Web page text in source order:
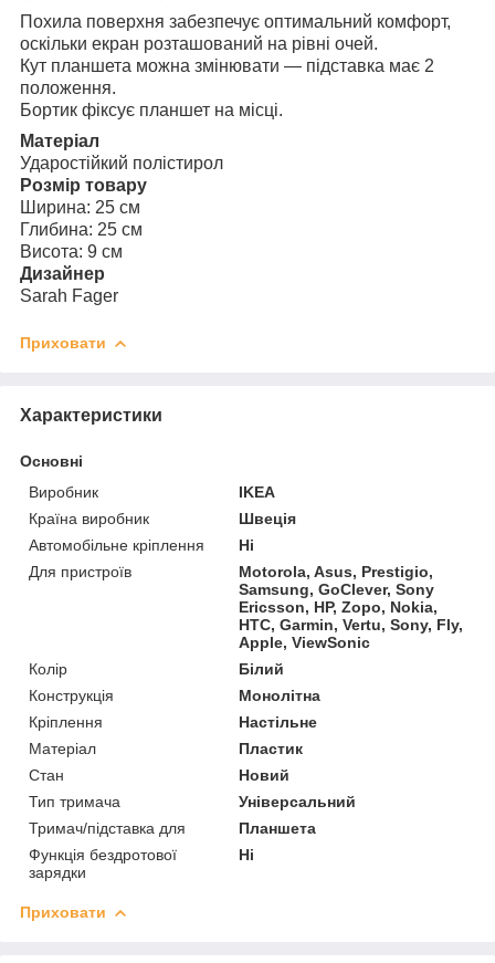
Похила поверхня забезпечує оптимальний комфорт,
оскільки екран розташований на рівні очей.
Кут планшета можна змінювати — підставка має 2
положення.
Бортик фіксує планшет на місці.
Матеріал
Ударостійкий полістирол
Розмір товару
Ширина: 25 см
Глибина: 25 см
Висота: 9 см
Дизайнер
Sarah Fager
Приховати
Характеристики
Основні
Виробник
IKEA
Країна виробник
Швеція
Автомобільне кріплення
Ні
Для пристроїв
Motorola, Asus, Prestigio,
Samsung, GoClever, Sony
Ericsson, HP, Zopo, Nokia,
HTC, Garmin, Vertu, Sony, Fly,
Apple, ViewSonic
Колір
Білий
Конструкція
Монолітна
Кріплення
Настільне
Матеріал
Пластик
Стан
Новий
Тип тримача
Універсальний
Тримач/підставка для
Планшета
Функція бездротової
зарядки
Ні
Приховати